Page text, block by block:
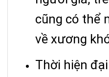
cũng có thể
về xương
Thời hiện